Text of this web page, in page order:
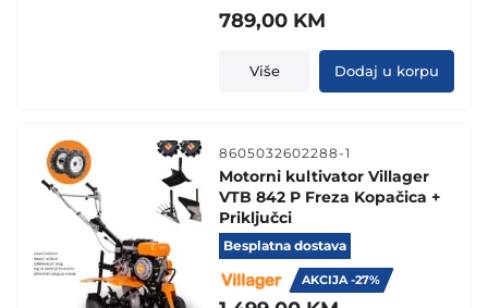
789,00 KM
Više Dodaj u korpu
8605032602288-1
Motorni kultivator Villager
VTB 842 P Freza Kopačica +
Priključci
Besplatna dostava
AKCIJA -27%